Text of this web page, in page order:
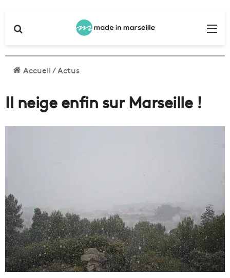
Accueil/Actus
Il neige enfin sur Marseille !